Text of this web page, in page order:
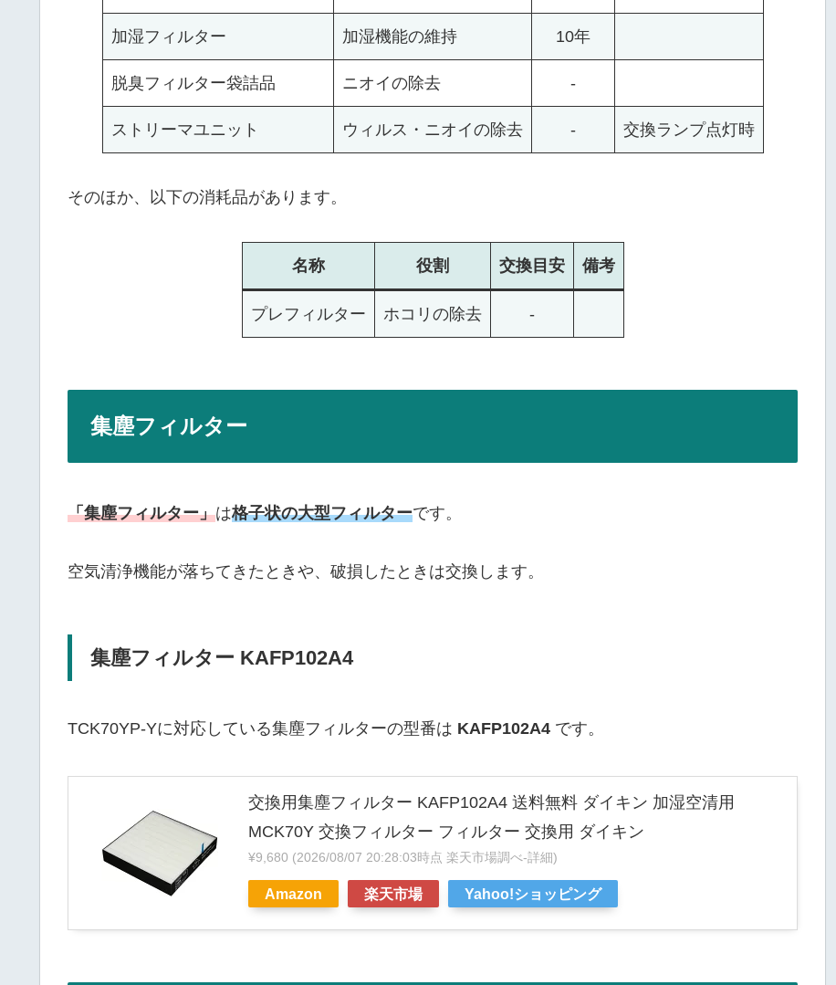
加湿フィルター 加湿機能の維持 10年
脱臭フィルター袋詰品 ニオイの除去 -
ストリーマユニット ウィルス・ニオイの除去 - 交換ランプ点灯時
そのほか、以下の消耗品があります。
名称 役割 交換目安 備考
プレフィルター ホコリの除去 -
集塵フィルター
「集塵フィルター」は格子状の大型フィルターです。
空気清浄機能が落ちてきたときや、破損したときは交換します。
集塵フィルター KAFP102A4
TCK70YP-Yに対応している集塵フィルターの型番は KAFP102A4 です。
交換用集塵フィルター KAFP102A4 送料無料 ダイキン 加湿空清用
MCK70Y 交換フィルター フィルター 交換用 ダイキン
¥9,680 (2026/08/07 20:28:03時点 楽天市場調べ-詳細)
Amazon 楽天市場 Yahoo!ショッピング